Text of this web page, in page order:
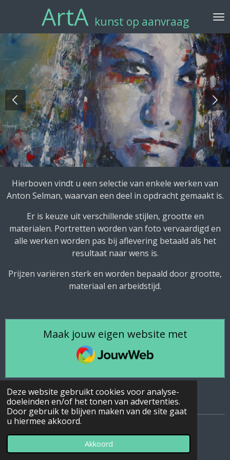
Deze website gebruikt cookies voor analyse-
doeleinden en/of het tonen van advertenties.
Door gebruik te blijven maken van de site gaat
u hiermee akkoord.
Akkoord
naar
hoofdinhoud
ArtA kunst op aanvraag
Hierboven vindt u een selectie van enkele werken van
Anton Selman, waarvan een deel in opdracht gemaakt is.
Er is keuze uit verschillende stijlen, grootte en
materialen. Portretten worden van foto vervaardigd en
alle werken worden pas bij aflevering betaald als het
resultaat naar wens is.
Prijzen variëren sterk en worden bepaald door grootte,
materiaal en arbeidstijd.
Maak jouw eigen website met
JouwWeb